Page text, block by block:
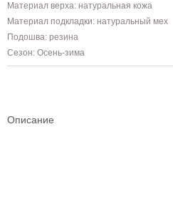
Материал верха: натуральная кожа
Материал подкладки: натуральный мех
Подошва: резина
Сезон: Осень-зима
Описание